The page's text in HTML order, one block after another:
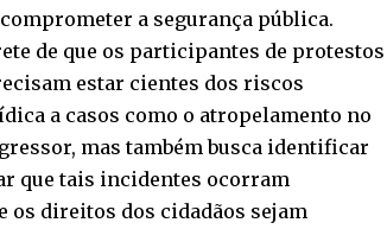
a segurança pública.
de que os participantes de protestos
estar cientes dos riscos
a casos como o atropelamento no
mas também busca identificar
que tais incidentes ocorram
os direitos dos cidadãos sejam